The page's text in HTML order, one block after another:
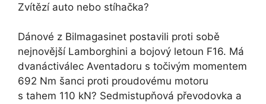
Zvítězí auto nebo stíhačka?
Dánové z Bilmagasinet postavili proti sobě
nejnovější Lamborghini a bojový letoun F16. Má
dvanáctiválec Aventadoru s točivým momentem
692 Nm šanci proti proudovému motoru
s tahem 110 kN? Sedmistupňová převodovka a